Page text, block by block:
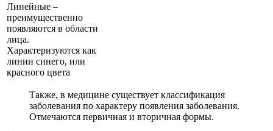
Линейные –
преимущественно
появляются в области
лица.
Характеризуются как
линии синего, или
красного цвета
Также, в медицине существует классификация
заболевания по характеру появления заболевания.
Отмечаются первичная и вторичная формы.